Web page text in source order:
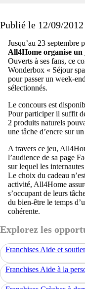
Publié le 12/09/2012
Jusqu’au 23 septembre
All4Home organise un
Ouverts à ses fans, ce
Wonderbox « Séjour
pour passer un week-
sélectionnés.
Le concours est
Pour participer il suffit
2 produits naturels
une tâche d’encre sur
A travers ce jeu,
l’audience de sa page
sur lequel les
Le choix du cadeau
activité, All4Home
s’occupant de leurs
du bien-être le temps
cohérente.
Explorez les
Franchises Aide et
Franchises Aide à la